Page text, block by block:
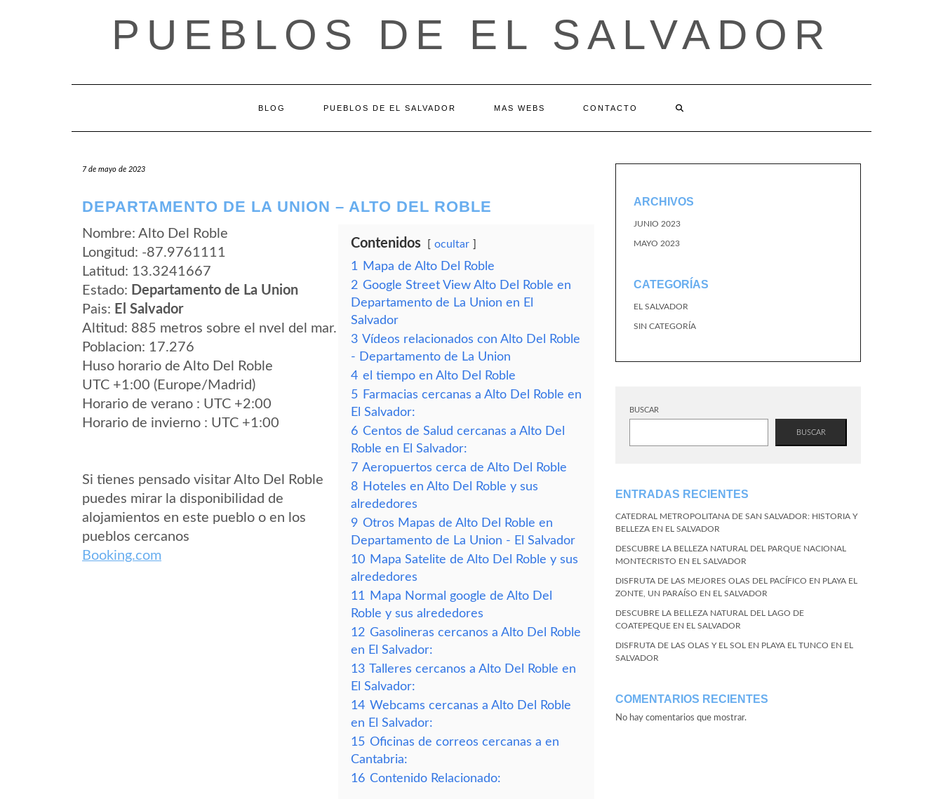
PUEBLOS DE EL SALVADOR
BLOG PUEBLOS DE EL SALVADOR MAS WEBS CONTACTO
7 de mayo de 2023
DEPARTAMENTO DE LA UNION – ALTO DEL ROBLE
Nombre: Alto Del Roble
Longitud: -87.9761111
Latitud: 13.3241667
Estado: Departamento de La Union
Pais: El Salvador
Altitud: 885 metros sobre el nvel del mar.
Poblacion: 17.276
Huso horario de Alto Del Roble
UTC +1:00 (Europe/Madrid)
Horario de verano : UTC +2:00
Horario de invierno : UTC +1:00
Si tienes pensado visitar Alto Del Roble
puedes mirar la disponibilidad de
alojamientos en este pueblo o en los
pueblos cercanos
Booking.com
Contenidos ocultar
1
Mapa de Alto Del Roble
2 Google Street View Alto Del Roble en
Departamento de La Union en El
Salvador
3 Vídeos relacionados con Alto Del Roble
- Departamento de La Union
4 el tiempo en Alto Del Roble
5 Farmacias cercanas a Alto Del Roble en
El Salvador:
6 Centos de Salud cercanas a Alto Del
Roble en El Salvador:
7 Aeropuertos cerca de Alto Del Roble
8 Hoteles en Alto Del Roble y sus
alrededores
9 Otros Mapas de Alto Del Roble en
Departamento de La Union - El Salvador
10 Mapa Satelite de Alto Del Roble y sus
alrededores
11
Mapa Normal google de Alto Del
Roble y sus alrededores
12 Gasolineras cercanos a Alto Del Roble
en El Salvador:
13 Talleres cercanos a Alto Del Roble en
El Salvador:
14 Webcams cercanas a Alto Del Roble
en El Salvador:
15 Oficinas de correos cercanas a en
Cantabria:
16 Contenido Relacionado:
ARCHIVOS
JUNIO 2023
MAYO 2023
CATEGORÍAS
EL SALVADOR
SIN CATEGORÍA
BUSCAR
BUSCAR
ENTRADAS RECIENTES
CATEDRAL METROPOLITANA DE SAN SALVADOR: HISTORIA Y
BELLEZA EN EL SALVADOR
DESCUBRE LA BELLEZA NATURAL DEL PARQUE NACIONAL
MONTECRISTO EN EL SALVADOR
DISFRUTA DE LAS MEJORES OLAS DEL PACÍFICO EN PLAYA EL
ZONTE, UN PARAÍSO EN EL SALVADOR
DESCUBRE LA BELLEZA NATURAL DEL LAGO DE
COATEPEQUE EN EL SALVADOR
DISFRUTA DE LAS OLAS Y EL SOL EN PLAYA EL TUNCO EN EL
SALVADOR
COMENTARIOS RECIENTES
No hay comentarios que mostrar.